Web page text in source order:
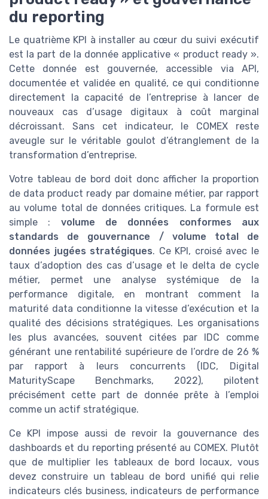
du reporting
Le quatrième KPI à installer au cœur du suivi exécutif
est la part de la donnée applicative « product ready ».
Cette donnée est gouvernée, accessible via API,
documentée et validée en qualité, ce qui conditionne
directement la capacité de l’entreprise à lancer de
nouveaux cas d’usage digitaux à coût marginal
décroissant. Sans cet indicateur, le COMEX reste
aveugle sur le véritable goulot d’étranglement de la
transformation d’entreprise.
Votre tableau de bord doit donc afficher la proportion
de data product ready par domaine métier, par rapport
au volume total de données critiques. La formule est
simple : volume de données conformes aux
standards de gouvernance / volume total de
données jugées stratégiques. Ce KPI, croisé avec le
taux d’adoption des cas d’usage et le delta de cycle
métier, permet une analyse systémique de la
performance digitale, en montrant comment la
maturité data conditionne la vitesse d’exécution et la
qualité des décisions stratégiques. Les organisations
les plus avancées, souvent citées par IDC comme
générant une rentabilité supérieure de l’ordre de 26 %
par rapport à leurs concurrents (IDC, Digital
MaturityScape Benchmarks, 2022), pilotent
précisément cette part de donnée prête à l’emploi
comme un actif stratégique.
Ce KPI impose aussi de revoir la gouvernance des
dashboards et du reporting présenté au COMEX. Plutôt
que de multiplier les tableaux de bord locaux, vous
devez construire un tableau de bord unifié qui relie
indicateurs clés business, indicateurs de performance